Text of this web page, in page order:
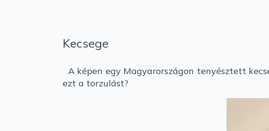
Kecsege
A képen egy Magyarországon tenyésztett
ezt a torzulást?